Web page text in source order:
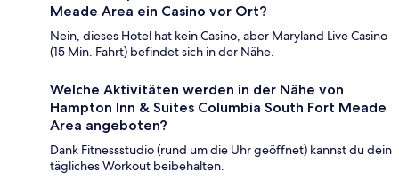
Meade Area ein Casino vor Ort?
Nein, dieses Hotel hat kein Casino, aber Maryland Live Casino
(15 Min. Fahrt) befindet sich in der Nähe.
Welche Aktivitäten werden in der Nähe von
Hampton Inn & Suites Columbia South Fort Meade
Area angeboten?
Dank Fitnessstudio (rund um die Uhr geöffnet) kannst du dein
tägliches Workout beibehalten.